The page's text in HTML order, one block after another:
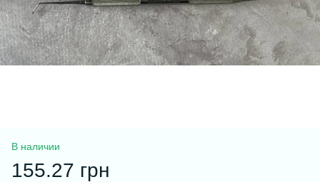
В наличии
155.27 грн